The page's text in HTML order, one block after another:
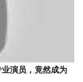
演员，竟然成为